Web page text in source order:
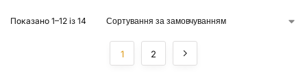
Показано 1–12 із 14
1 2